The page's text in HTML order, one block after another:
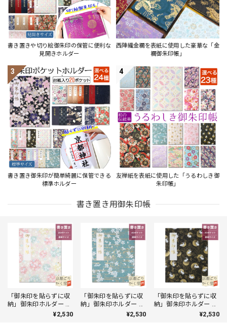
書き置きや切り絵御朱印の保管に便利な
見開きホルダー
西陣織金襴を表紙に使用した豪華な「金
襴御朱印帳」
3
書き置き御朱印が簡単綺麗に保管できる
標準ホルダー
4
友禅紙を表紙に使用した「うるわしき御
朱印帳」
書き置き用御朱印帳
「御朱印を貼らずに収
納」御朱印ホルダー 書
き置き用 ポケット 標
¥2,530
「御朱印を貼らずに収
納」御朱印ホルダー 書
き置き用 ポケット 標
¥2,530
「御朱印を貼らずに収
納」御朱印ホルダー 書
き置き用 ポケット 標
¥2,530